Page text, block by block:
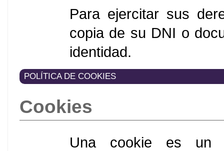
Para ejercitar sus
copia de su DNI o
identidad.
POLÍTICA DE COOKIES
Cookies
Una cookie es un